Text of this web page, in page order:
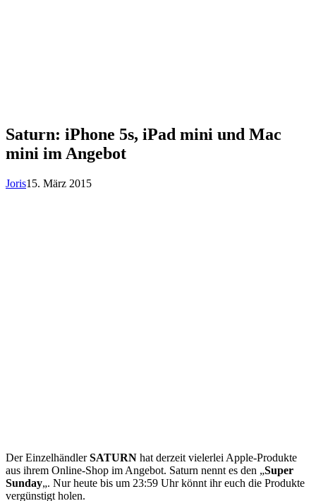
Saturn: iPhone 5s, iPad mini und Mac
mini im Angebot
Joris15. März 2015
Der EinzelhändlerSATURN hat derzeit vielerlei Apple-Produkte
aus ihrem Online-Shop im Angebot. Saturn nennt es den „Super
Sunday„. Nur heute bis um 23:59 Uhr könnt ihr euch die Produkte
vergünstigt holen.